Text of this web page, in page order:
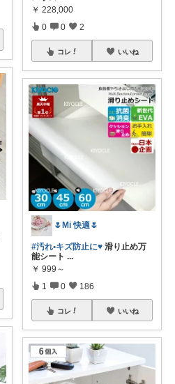
￥ 228,000
0 0 2
コレ いいね
🌷Mi 快適🌷
#汚れ•キズ防止に♥️ 滑り止め万
能シート ...
￥ 999～
1 0 186
コレ いいね